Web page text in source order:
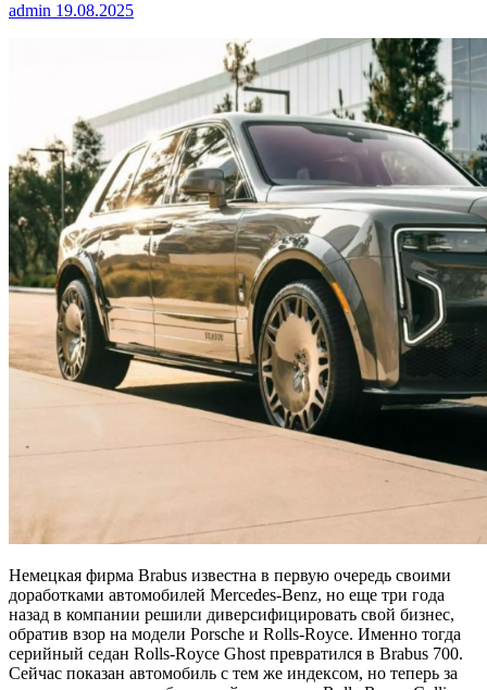
admin 19.08.2025
Немецкая фирма Brabus известна в первую очередь своими
доработками автомобилей Mercedes-Benz, но еще три года
назад в компании решили диверсифицировать свой бизнес,
обратив взор на модели Porsche и Rolls-Royce. Именно тогда
серийный седан Rolls-Royce Ghost превратился в Brabus 700.
Сейчас показан автомобиль с тем же индексом, но теперь за